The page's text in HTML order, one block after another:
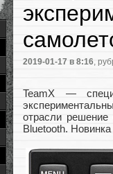
2019-01-17 в 8:16,
TeamX —
отрасли
Bluetooth.